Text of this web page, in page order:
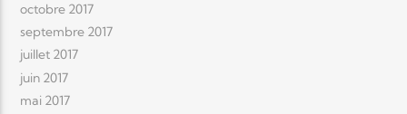
octobre 2017
septembre 2017
juillet 2017
juin 2017
mai 2017